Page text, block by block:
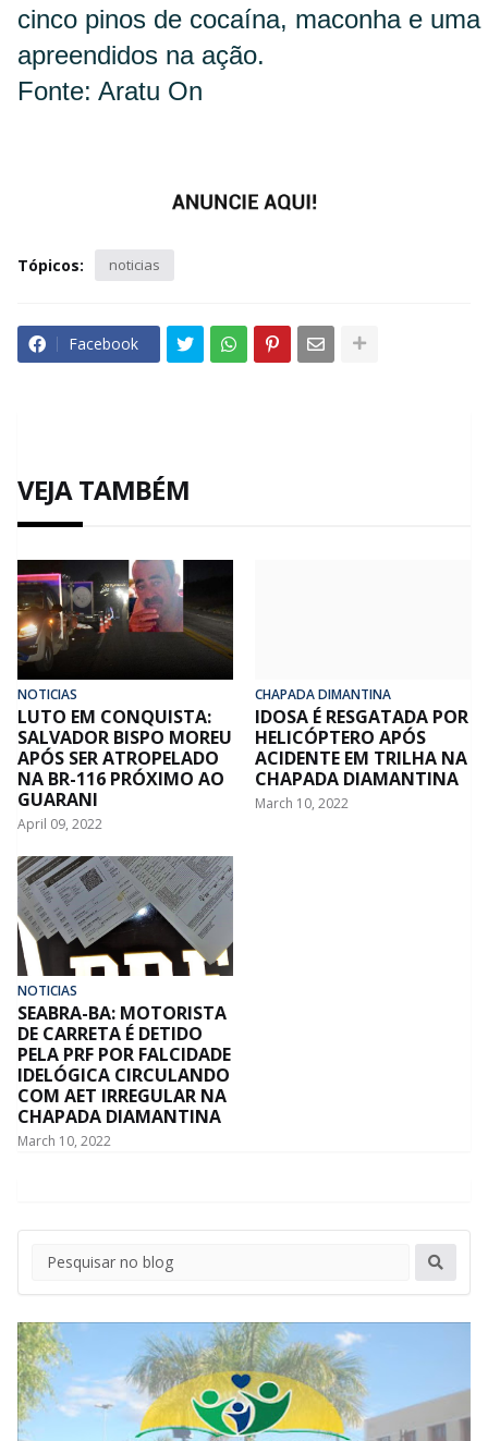
cinco pinos de cocaína, maconha e
apreendidos na ação.
Fonte: Aratu On
Tópicos: noticias
Facebook
VEJA TAMBÉM
NOTICIAS
LUTO EM CONQUISTA:
SALVADOR BISPO MOREU
APÓS SER ATROPELADO
NA BR-116 PRÓXIMO AO
GUARANI
April 09, 2022
CHAPADA DIMANTINA
IDOSA É RESGATADA POR
HELICÓPTERO APÓS
ACIDENTE EM TRILHA NA
CHAPADA DIAMANTINA
March 10, 2022
NOTICIAS
SEABRA-BA: MOTORISTA
DE CARRETA É DETIDO
PELA PRF POR FALCIDADE
IDELÓGICA CIRCULANDO
COM AET IRREGULAR NA
CHAPADA DIAMANTINA
March 10, 2022